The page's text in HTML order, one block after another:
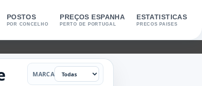
POSTOS
POR CONCELHO
PREÇOS ESPANHA
PERTO DE PORTUGAL
ESTATISTICAS
PRECOS PAISES
Marca
MARCA